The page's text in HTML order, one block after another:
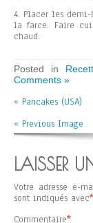
4. Placer les
la farce. Faire
chaud.
Posted in
Comments »
« Pancakes (USA)
« Previous Image
LAISSER
Votre adresse e-
sont indiqués avec*
Commentaire*